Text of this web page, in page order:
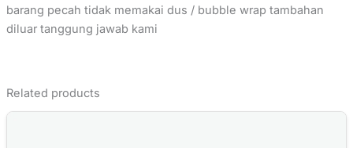
barang pecah tidak memakai dus / bubble wrap tambahan
diluar tanggung jawab kami
Related products